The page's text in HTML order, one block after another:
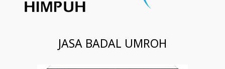
JASA BADAL UMROH